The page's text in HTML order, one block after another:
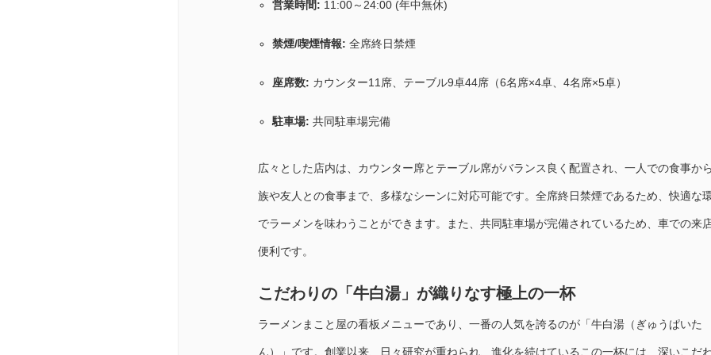
営業時間: 11:00～24:00 (年中無休)
禁煙/喫煙情報: 全席終日禁煙
座席数: カウンター11席、テーブル9卓44席（6名席×4卓、4名席×5卓）
駐車場: 共同駐車場完備
広々とした店内は、カウンター席とテーブル席がバランス良く配置され、一人での食事か
族や友人との食事まで、多様なシーンに対応可能です。全席終日禁煙であるため、快適な
でラーメンを味わうことができます。また、共同駐車場が完備されているため、車での来
便利です。
こだわりの「牛白湯」が織りなす極上の一杯
ラーメンまこと屋の看板メニューであり、一番の人気を誇るのが「牛白湯（ぎゅうぱいた
ん）」です。創業以来、日々研究が重ねられ、進化を続けているこの一杯には、深いこだ